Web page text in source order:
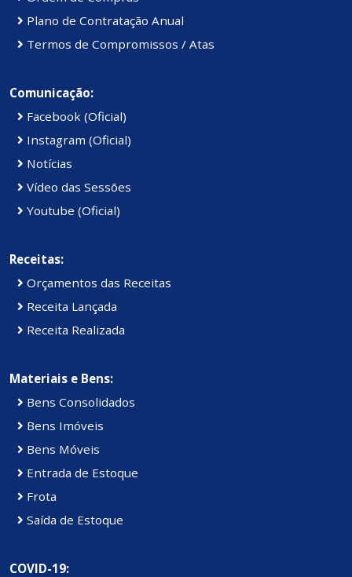
Plano de Contratação Anual
Termos de Compromissos / Atas
Comunicação:
Facebook (Oficial)
Instagram (Oficial)
Notícias
Vídeo das Sessões
Youtube (Oficial)
Receitas:
Orçamentos das Receitas
Receita Lançada
Receita Realizada
Materiais e Bens:
Bens Consolidados
Bens Imóveis
Bens Móveis
Entrada de Estoque
Frota
Saída de Estoque
COVID-19: